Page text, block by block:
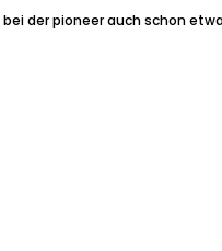
der pioneer auch schon